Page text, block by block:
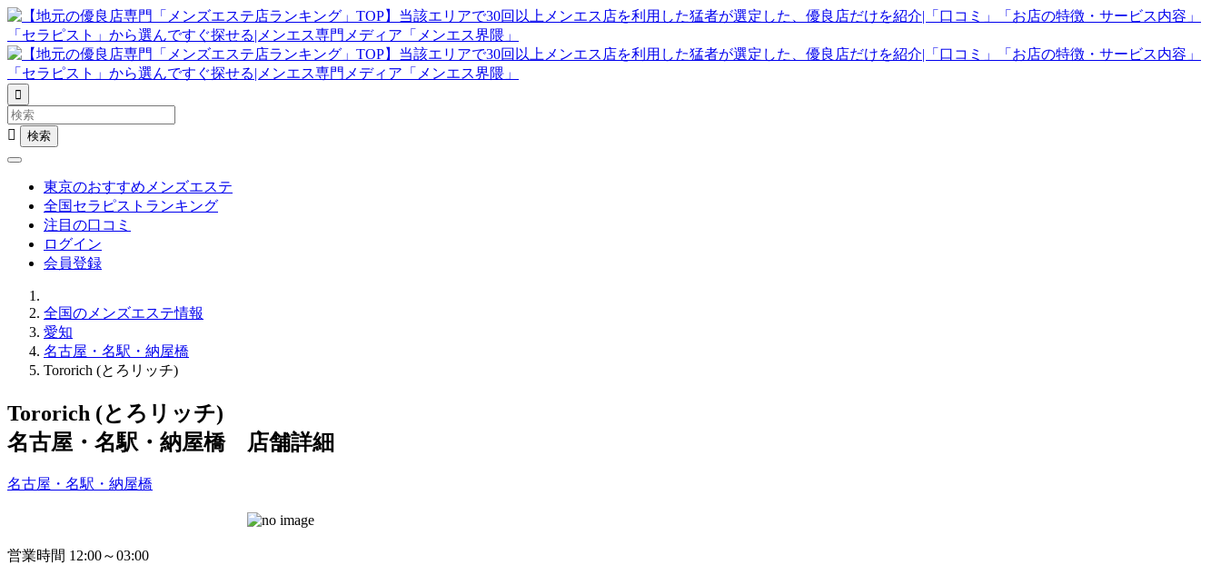


東京のおすすめメンズエステ
全国セラピストランキング
注目の口コミ
ログイン
会員登録
全国のメンズエステ情報
愛知
名古屋・名駅・納屋橋
Tororich (とろリッチ)
Tororich (とろリッチ)
名古屋・名駅・納屋橋 店舗詳細
名古屋・名駅・納屋橋
営業時間 12:00～03:00